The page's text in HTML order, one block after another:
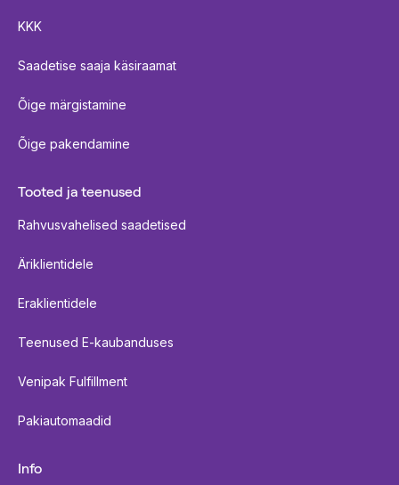
KKK
Saadetise saaja käsiraamat
Õige märgistamine
Õige pakendamine
Tooted ja teenused
Rahvusvahelised saadetised
Äriklientidele
Eraklientidele
Teenused E-kaubanduses
Venipak Fulfillment
Pakiautomaadid
Info